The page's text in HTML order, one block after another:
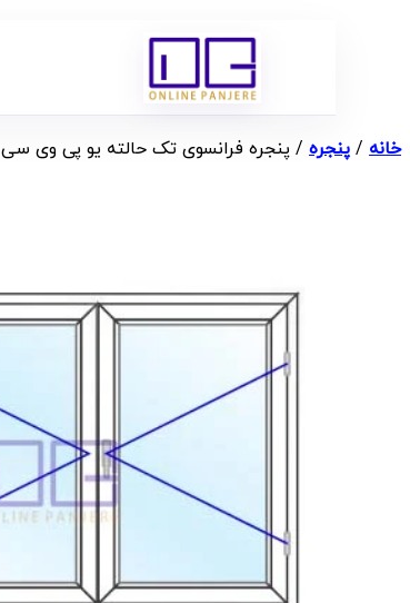
خانه / پنجره / پنجره فرانسوی تک حالته یو پی وی سی